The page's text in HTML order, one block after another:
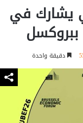
يشارك في
ببروكسل
دقيقة واحدة